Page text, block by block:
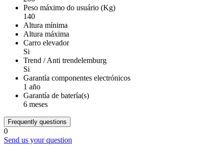
Peso máximo do usuário (Kg)
140
Altura mínima
Altura máxima
Carro elevador
Si
Trend / Anti trendelemburg
Si
Garantía componentes electrónicos
1 año
Garantía de batería(s)
6 meses
Frequently questions
0
Send us your question